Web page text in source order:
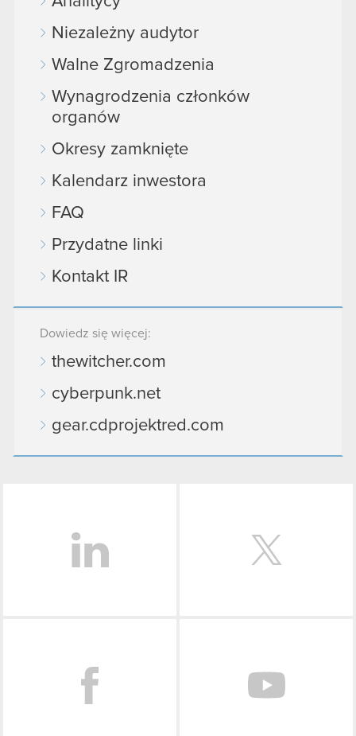
Niezależny audytor
Walne Zgromadzenia
Wynagrodzenia członków
organów
Okresy zamknięte
Kalendarz inwestora
FAQ
Przydatne linki
Kontakt IR
Dowiedz się więcej:
thewitcher.com
cyberpunk.net
gear.cdprojektred.com